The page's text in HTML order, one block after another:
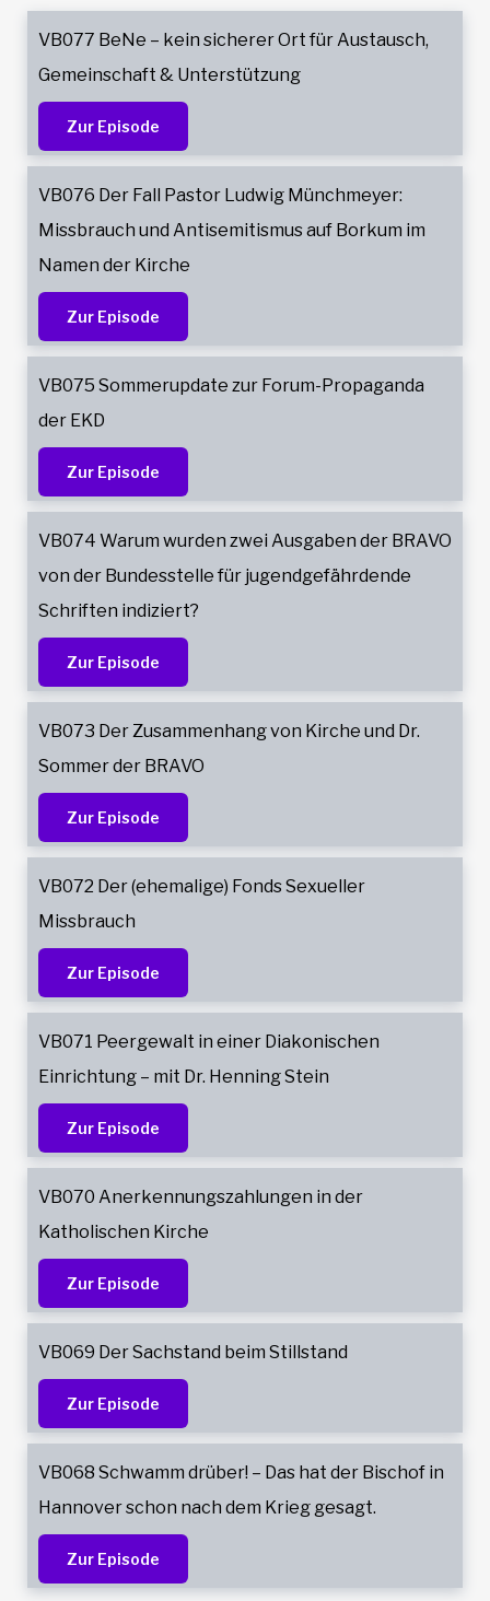
VB077 BeNe – kein sicherer Ort für Austausch,
Gemeinschaft & Unterstützung
Zur Episode
VB076 Der Fall Pastor Ludwig Münchmeyer:
Missbrauch und Antisemitismus auf Borkum im
Namen der Kirche
Zur Episode
VB075 Sommerupdate zur Forum-Propaganda
der EKD
Zur Episode
VB074 Warum wurden zwei Ausgaben der BRAVO
von der Bundesstelle für jugendgefährdende
Schriften indiziert?
Zur Episode
VB073 Der Zusammenhang von Kirche und Dr.
Sommer der BRAVO
Zur Episode
VB072 Der (ehemalige) Fonds Sexueller
Missbrauch
Zur Episode
VB071 Peergewalt in einer Diakonischen
Einrichtung – mit Dr. Henning Stein
Zur Episode
VB070 Anerkennungszahlungen in der
Katholischen Kirche
Zur Episode
VB069 Der Sachstand beim Stillstand
Zur Episode
VB068 Schwamm drüber! – Das hat der Bischof in
Hannover schon nach dem Krieg gesagt.
Zur Episode